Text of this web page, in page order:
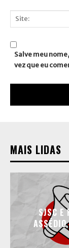
mail:*
Salve meu
vez que eu
MAIS LIDAS
SJSC E